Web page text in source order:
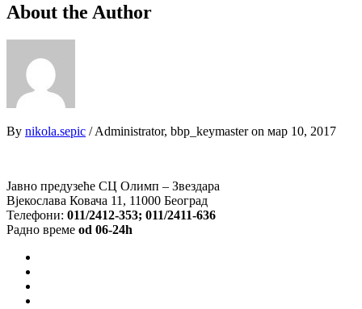
About the Author
By nikola.sepic / Administrator, bbp_keymasteron мар 10, 2017
Јавно предузеће СЦ Олимп – Звездара
Вјекослава Ковача 11, 11000 Београд
Телефони: 011/2412-353; 011/2411-636
Радно време od 06-24h